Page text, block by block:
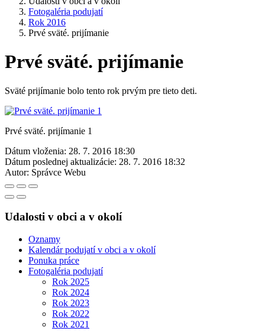
Fotogaléria podujatí
Rok 2016
Prvé sväté. prijímanie
Prvé sväté. prijímanie
Sväté prijímanie bolo tento rok prvým pre tieto deti.
Prvé sväté. prijímanie 1
Dátum vloženia: 28. 7. 2016 18:30
Dátum poslednej aktualizácie: 28. 7. 2016 18:32
Autor: Správce Webu
Udalosti v obci a v okolí
Oznamy
Kalendár podujatí v obci a v okolí
Ponuka práce
Fotogaléria podujatí
Rok 2025
Rok 2024
Rok 2023
Rok 2022
Rok 2021